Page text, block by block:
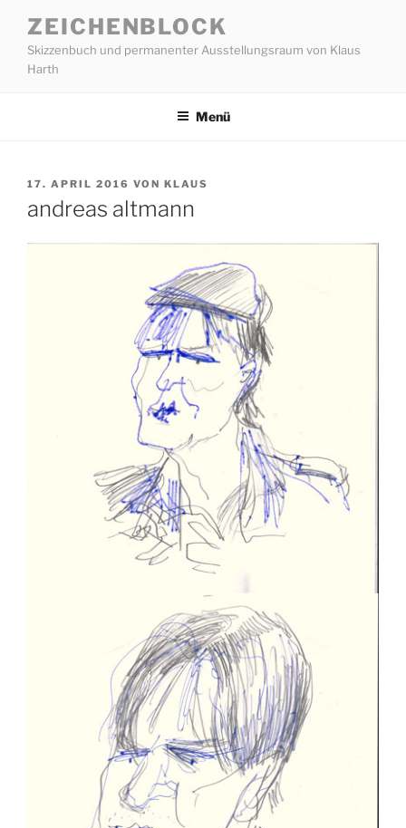
Inhalt
springen
ZEICHENBLOCK
Skizzenbuch und permanenter Ausstellungsraum von Klaus
Harth
Menü
VERÖFFENTLICHT
17. APRIL 2016 VON KLAUS
andreas altmann